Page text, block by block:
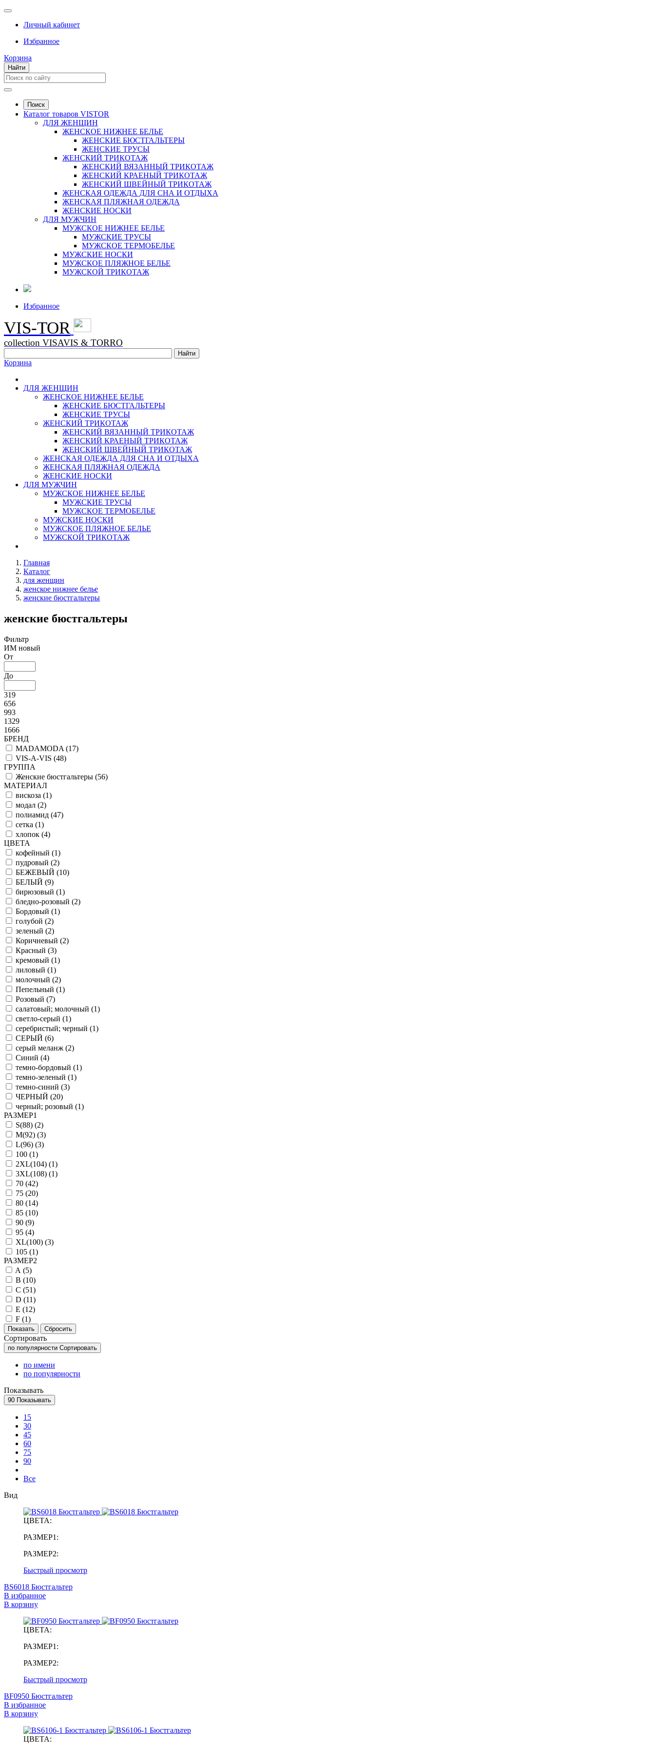
Личный кабинет
Избранное
Корзина
Найти
Поиск
Каталог товаров VISTOR
ДЛЯ ЖЕНЩИН
ЖЕНСКОЕ НИЖНЕЕ БЕЛЬЕ
ЖЕНСКИЕ БЮСТГАЛЬТЕРЫ
ЖЕНСКИЕ ТРУСЫ
ЖЕНСКИЙ ТРИКОТАЖ
ЖЕНСКИЙ ВЯЗАННЫЙ ТРИКОТАЖ
ЖЕНСКИЙ КРАЕНЫЙ ТРИКОТАЖ
ЖЕНСКИЙ ШВЕЙНЫЙ ТРИКОТАЖ
ЖЕНСКАЯ ОДЕЖДА ДЛЯ СНА И ОТДЫХА
ЖЕНСКАЯ ПЛЯЖНАЯ ОДЕЖДА
ЖЕНСКИЕ НОСКИ
ДЛЯ МУЖЧИН
МУЖСКОЕ НИЖНЕЕ БЕЛЬЕ
МУЖСКИЕ ТРУСЫ
МУЖСКОЕ ТЕРМОБЕЛЬЕ
МУЖСКИЕ НОСКИ
МУЖСКОЕ ПЛЯЖНОЕ БЕЛЬЕ
МУЖСКОЙ ТРИКОТАЖ
Избранное
VIS-TOR
collection VISAVIS & TORRO
Корзина
ДЛЯ ЖЕНЩИН
ЖЕНСКОЕ НИЖНЕЕ БЕЛЬЕ
ЖЕНСКИЕ БЮСТГАЛЬТЕРЫ
ЖЕНСКИЕ ТРУСЫ
ЖЕНСКИЙ ТРИКОТАЖ
ЖЕНСКИЙ ВЯЗАННЫЙ ТРИКОТАЖ
ЖЕНСКИЙ КРАЕНЫЙ ТРИКОТАЖ
ЖЕНСКИЙ ШВЕЙНЫЙ ТРИКОТАЖ
ЖЕНСКАЯ ОДЕЖДА ДЛЯ СНА И ОТДЫХА
ЖЕНСКАЯ ПЛЯЖНАЯ ОДЕЖДА
ЖЕНСКИЕ НОСКИ
ДЛЯ МУЖЧИН
МУЖСКОЕ НИЖНЕЕ БЕЛЬЕ
МУЖСКИЕ ТРУСЫ
МУЖСКОЕ ТЕРМОБЕЛЬЕ
МУЖСКИЕ НОСКИ
МУЖСКОЕ ПЛЯЖНОЕ БЕЛЬЕ
МУЖСКОЙ ТРИКОТАЖ
Главная
Каталог
для женщин
женское нижнее белье
женские бюстгальтеры
женские бюстгальтеры
Фильтр
ИМ новый
От
До
319
656
993
1329
1666
БРЕНД
MADAMODA (17)
VIS-A-VIS (48)
ГРУППА
Женские бюстгальтеры (56)
МАТЕРИАЛ
вискоза (1)
модал (2)
полиамид (47)
сетка (1)
хлопок (4)
ЦВЕТА
кофейный (1)
пудровый (2)
БЕЖЕВЫЙ (10)
БЕЛЫЙ (9)
бирюзовый (1)
бледно-розовый (2)
Бордовый (1)
голубой (2)
зеленый (2)
Коричневый (2)
Красный (3)
кремовый (1)
лиловый (1)
молочный (2)
Пепельный (1)
Розовый (7)
салатовый; молочный (1)
светло-серый (1)
серебристый; черный (1)
СЕРЫЙ (6)
серый меланж (2)
Синий (4)
темно-бордовый (1)
темно-зеленый (1)
темно-синий (3)
ЧЕРНЫЙ (20)
черный; розовый (1)
РАЗМЕР1
S(88) (2)
M(92) (3)
L(96) (3)
100 (1)
2XL(104) (1)
3XL(108) (1)
70 (42)
75 (20)
80 (14)
85 (10)
90 (9)
95 (4)
XL(100) (3)
105 (1)
РАЗМЕР2
A (5)
B (10)
C (51)
D (11)
E (12)
F (1)
Сортировать
по популярности Сортировать
по имени
по популярности
Показывать
90 Показывать
15
30
45
60
75
90
Все
Вид
ЦВЕТА:
РАЗМЕР1:
РАЗМЕР2:
Быстрый просмотр
BS6018 Бюстгальтер
В избранное
В корзину
ЦВЕТА:
РАЗМЕР1:
РАЗМЕР2:
Быстрый просмотр
BF0950 Бюстгальтер
В избранное
В корзину
ЦВЕТА: